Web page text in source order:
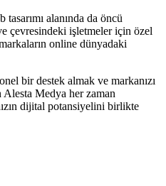
alanında da öncü
çevresindeki işletmeler için özel
online dünyadaki
bir destek almak ve markanızı
Medya her zaman
dijital potansiyelini birlikte